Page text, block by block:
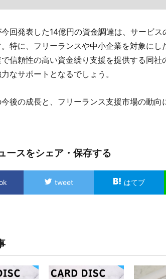
回発表した14億円の資金調達は、サービ
特に、フリーランスや中小企業を対象に
信頼性の高い資金繰り支援を提供する同
なサポートとなるでしょう。
後の成長と、フリーランス支援市場の動向
ースをシェア・保存する
tweet はてブ